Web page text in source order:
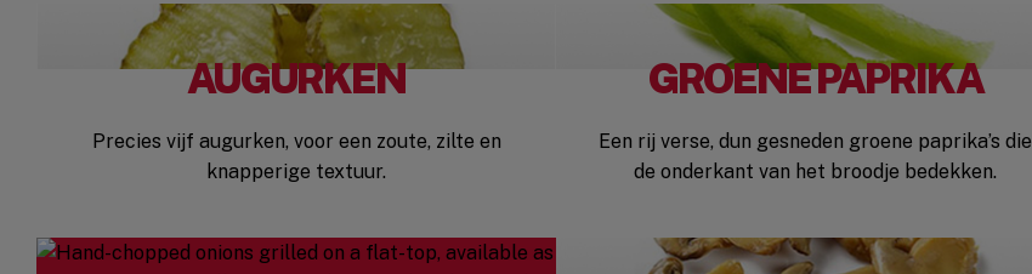
AUGURKEN
Precies vijf augurken, voor een zoute, zilte en
knapperige textuur.
GROENE PAPRIKA
Een rij verse, dun gesneden groene paprika’s die
de onderkant van het broodje bedekken.